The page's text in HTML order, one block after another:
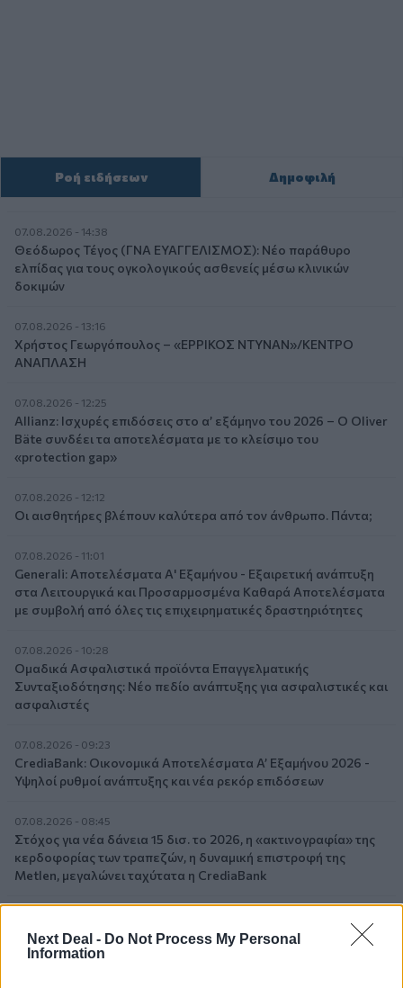
Next Deal - Do Not Process My Personal
Information
Ροή ειδήσεων Δημοφιλή
07.08.2026 - 14:38
Θεόδωρος Τέγος (ΓΝΑ ΕΥΑΓΓΕΛΙΣΜΟΣ): Νέο παράθυρο
ελπίδας για τους ογκολογικούς ασθενείς μέσω κλινικών
δοκιμών
07.08.2026 - 13:16
Χρήστος Γεωργόπουλος – «ΕΡΡΙΚΟΣ ΝΤΥΝΑΝ»/ΚΕΝΤΡΟ
ΑΝΑΠΛΑΣΗ
07.08.2026 - 12:25
Allianz: Ισχυρές επιδόσεις στο α’ εξάμηνο του 2026 – Ο Oliver
Bäte συνδέει τα αποτελέσματα με το κλείσιμο του
«protection gap»
07.08.2026 - 12:12
Οι αισθητήρες βλέπουν καλύτερα από τον άνθρωπο. Πάντα;
07.08.2026 - 11:01
Generali: Αποτελέσματα Α' Εξαμήνου - Εξαιρετική ανάπτυξη
στα Λειτουργικά και Προσαρμοσμένα Καθαρά Αποτελέσματα
με συμβολή από όλες τις επιχειρηματικές δραστηριότητες
07.08.2026 - 10:28
Ομαδικά Ασφαλιστικά προϊόντα Επαγγελματικής
Συνταξιοδότησης: Νέο πεδίο ανάπτυξης για ασφαλιστικές και
ασφαλιστές
07.08.2026 - 09:23
CrediaBank: Οικονομικά Αποτελέσματα A’ Εξαμήνου 2026 -
Υψηλοί ρυθμοί ανάπτυξης και νέα ρεκόρ επιδόσεων
07.08.2026 - 08:45
Στόχος για νέα δάνεια 15 δισ. το 2026, η «ακτινογραφία» της
κερδοφορίας των τραπεζών, η δυναμική επιστροφή της
Metlen, μεγαλώνει ταχύτατα η CrediaBank
10.000 φορές η διεθνής επιστημονική κοινότητα παρέπεμψε
στο έργο του – Ποιος είναι ο Έλληνας χειρουργός Χρήστος